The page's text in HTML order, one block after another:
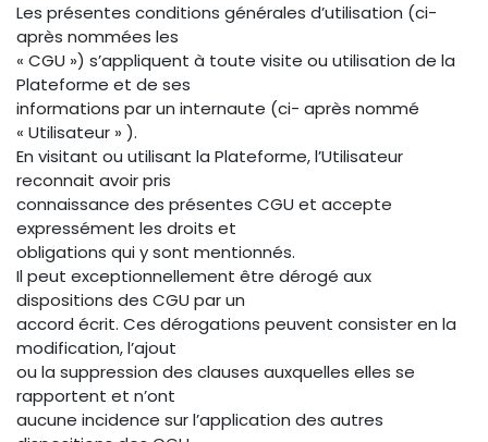
Les présentes conditions générales d’utilisation (ci-
après nommées les
« CGU ») s’appliquent à toute visite ou utilisation de la
Plateforme et de ses
informations par un internaute (ci- après nommé
« Utilisateur » ).
En visitant ou utilisant la Plateforme, l’Utilisateur
reconnait avoir pris
connaissance des présentes CGU et accepte
expressément les droits et
obligations qui y sont mentionnés.
Il peut exceptionnellement être dérogé aux
dispositions des CGU par un
accord écrit. Ces dérogations peuvent consister en la
modification, l’ajout
ou la suppression des clauses auxquelles elles se
rapportent et n’ont
aucune incidence sur l’application des autres